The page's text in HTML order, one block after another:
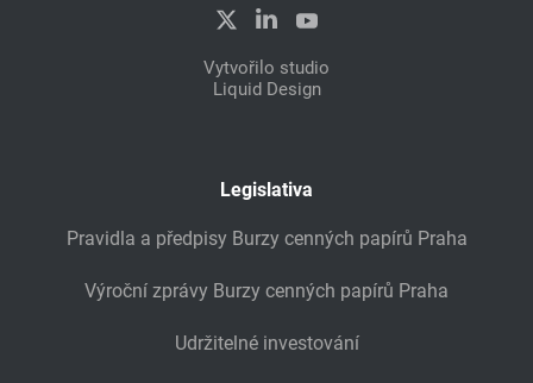
Vytvořilo studio
Liquid Design
Legislativa
Pravidla a předpisy Burzy cenných papírů Praha
Výroční zprávy Burzy cenných papírů Praha
Udržitelné investování